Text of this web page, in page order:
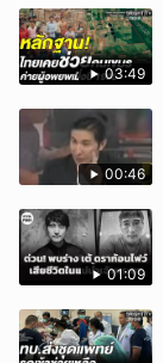
03:49
00:46
01:09